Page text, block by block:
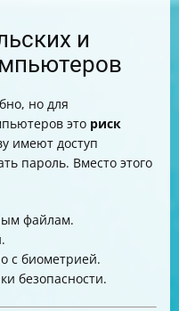
и
но для
это риск
имеют доступ
пароль. Вместо этого
файлам.
с биометрией.
безопасности.